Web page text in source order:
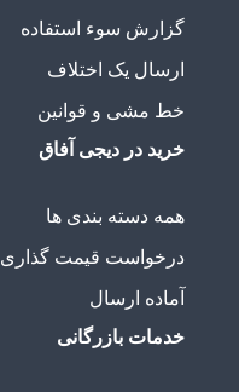
گزارش سوء استفاده
ارسال یک اختلاف
خط مشی و قوانین
خرید در دیجی آفاق
همه دسته بندی ها
درخواست قیمت گذاری
آماده ارسال
خدمات بازرگانی